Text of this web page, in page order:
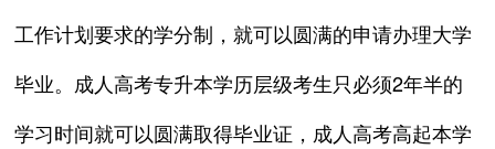
工作计划要求的学分制，就可以圆满的申请办理大学
毕业。成人高考专升本学历层级考生只必须2年半的
学习时间就可以圆满取得毕业证，成人高考高起本学